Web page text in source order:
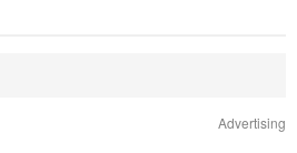
Advertising